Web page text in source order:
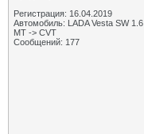
Регистрация: 16.04.2019
Автомобиль: LADA Vesta SW 1.6
MT -> CVT
Сообщений: 177